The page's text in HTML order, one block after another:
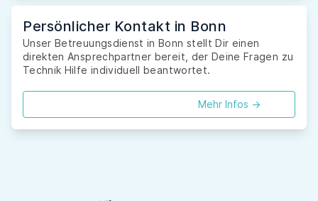
Persönlicher Kontakt in Bonn
Unser Betreuungsdienst in Bonn stellt Dir einen
direkten Ansprechpartner bereit, der Deine Fragen zu
Technik Hilfe individuell beantwortet.
Mehr Infos ->